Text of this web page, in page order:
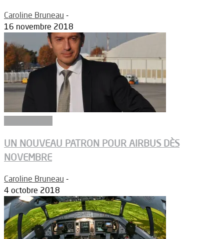
Caroline Bruneau -
16 novembre 2018
UN NOUVEAU PATRON POUR AIRBUS DÈS
NOVEMBRE
Caroline Bruneau -
4 octobre 2018